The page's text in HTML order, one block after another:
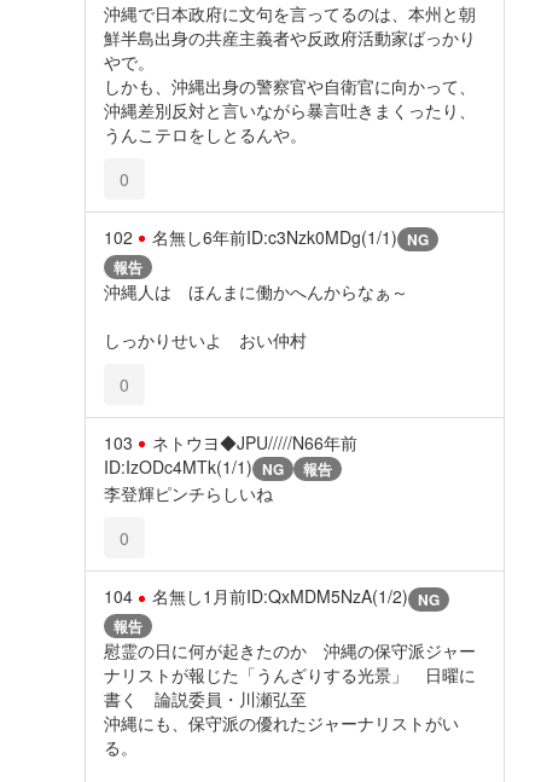
沖縄で日本政府に文句を言ってるのは、本州と朝
鮮半島出身の共産主義者や反政府活動家ばっかり
やで。
しかも、沖縄出身の警察官や自衛官に向かって、
沖縄差別反対と言いながら暴言吐きまくったり、
うんこテロをしとるんや。
0
102 名無し6年前ID:c3Nzk0MDg(1/1) NG
報告
沖縄人は ほんまに働かへんからなぁ～
しっかりせいよ おい仲村
0
103 ネトウヨ◆JPU/////N66年前
ID:IzODc4MTk(1/1) NG 報告
李登輝ピンチらしいね
0
104 名無し1月前ID:QxMDM5NzA(1/2) NG
報告
慰霊の日に何が起きたのか 沖縄の保守派ジャー
ナリストが報じた「うんざりする光景」 日曜に
書く 論説委員・川瀬弘至
沖縄にも、保守派の優れたジャーナリストがい
る。